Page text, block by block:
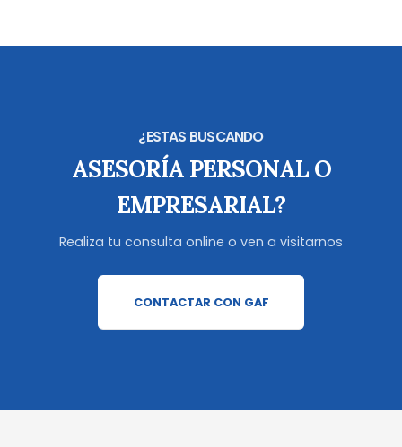
¿ESTAS BUSCANDO
ASESORÍA PERSONAL O
EMPRESARIAL?
Realiza tu consulta online o ven a visitarnos
CONTACTAR CON GAF